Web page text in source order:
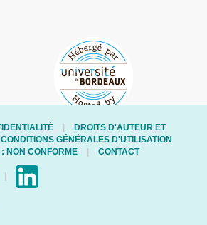
DROITS D'AUTEUR ET
CONDITIONS GÉNÉRALES D'UTILISATION
NON CONFORME
CONTACT